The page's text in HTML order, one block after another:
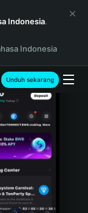
Indonesia.
Indonesia
Unduh sekarang